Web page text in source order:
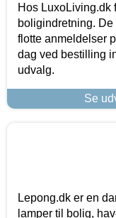
Hos LuxoLiving.dk
boligindretning.
flotte anmeldelser
dag ved bestilling
udvalg.
Se
Lepong.dk er en
lamper til bolig,